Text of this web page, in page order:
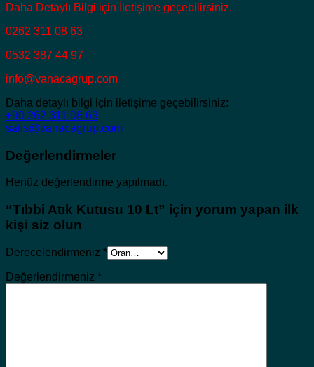
Daha Detaylı Bilgi için İletişime geçebilirsiniz.
0262 311 08 63
0532 387 44 97
info@vanacagrup.com
Daha detaylı bilgi için iletişime geçebilirsiniz:
+90 262 311 08 63
satis@vanacagrup.com
Değerlendirmeler
Henüz değerlendirme yapılmadı.
“Tıbbi Atık Kutusu 10 Lt” için yorum yapan ilk
kişi siz olun
Derecelendirmeniz *
Değerlendirmeniz *